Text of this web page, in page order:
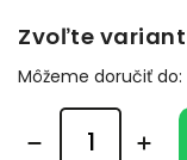
Zvoľte variant
Môžeme doručiť do: